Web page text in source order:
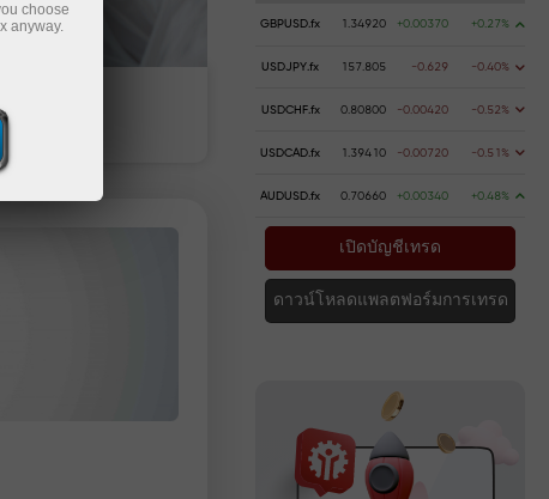
ากเงิน การถอนเงิน
GBPUSD.fx 1.34920 +0.00370 +0.27%
USDJPY.fx 157.805 -0.629 -0.40%
USDCHF.fx 0.80800 -0.00420 -0.52%
USDCAD.fx 1.39410 -0.00720 -0.51%
AUDUSD.fx 0.70660 +0.00340 +0.48%
เปิดบัญชีเทรด
ดาวน์โหลดแพลตฟอร์มการเทรด
choose
anyway.